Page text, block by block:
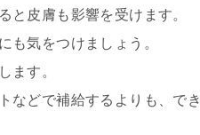
と皮膚も影響を受けます。
も気をつけましょう。
ます。
などで補給するよりも、で